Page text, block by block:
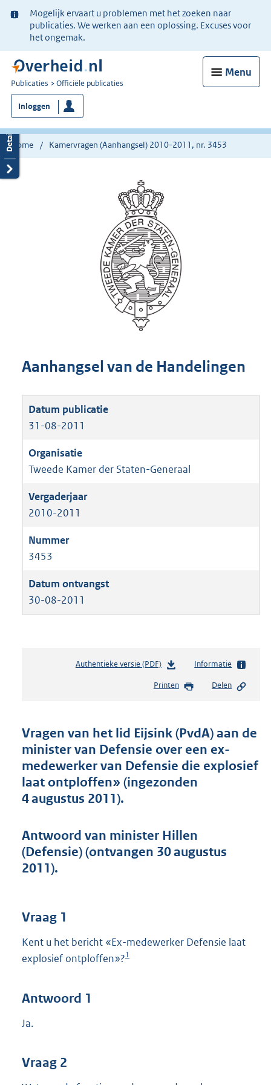
Ter
informatie:
Mogelijk ervaart u problemen met het zoeken naar
publicaties. We werken aan een oplossing. Excuses voor
het ongemak.
Menu
U
bent
nu
hier:
Publicaties Officiële publicaties
Inloggen
Home Kamervragen (Aanhangsel) 2010-2011, nr. 3453
Aanhangsel van de Handelingen
31-08-2011
Tweede Kamer der Staten-Generaal
2010-2011
3453
30-08-2011
Authentieke versie (PDF)b
s
d
s
g
r
t
e
:
Informatie
Printen Delen
Vragen van het lid Eijsink (PvdA) aan de
minister van Defensie over een ex-
medewerker van Defensie die explosief
laat ontploffen» (ingezonden
4 augustus 2011).
Antwoord van minister Hillen
(Defensie) (ontvangen 30 augustus
2011).
Vraag 1
Kent u het bericht «Ex-medewerker Defensie laat
explosief ontploffen»?1
Antwoord 1
Ja.
Vraag 2